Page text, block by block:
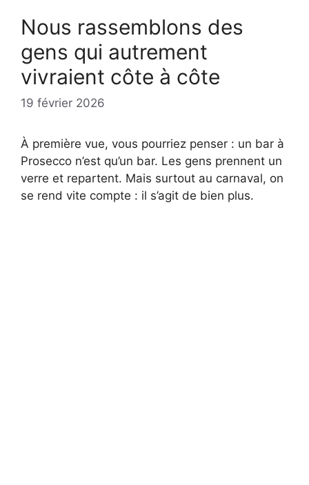
Nous rassemblons des
gens qui autrement
vivraient côte à côte
19 février 2026
À première vue, vous pourriez penser : un bar à
Prosecco n’est qu’un bar. Les gens prennent un
verre et repartent. Mais surtout au carnaval, on
se rend vite compte : il s’agit de bien plus.